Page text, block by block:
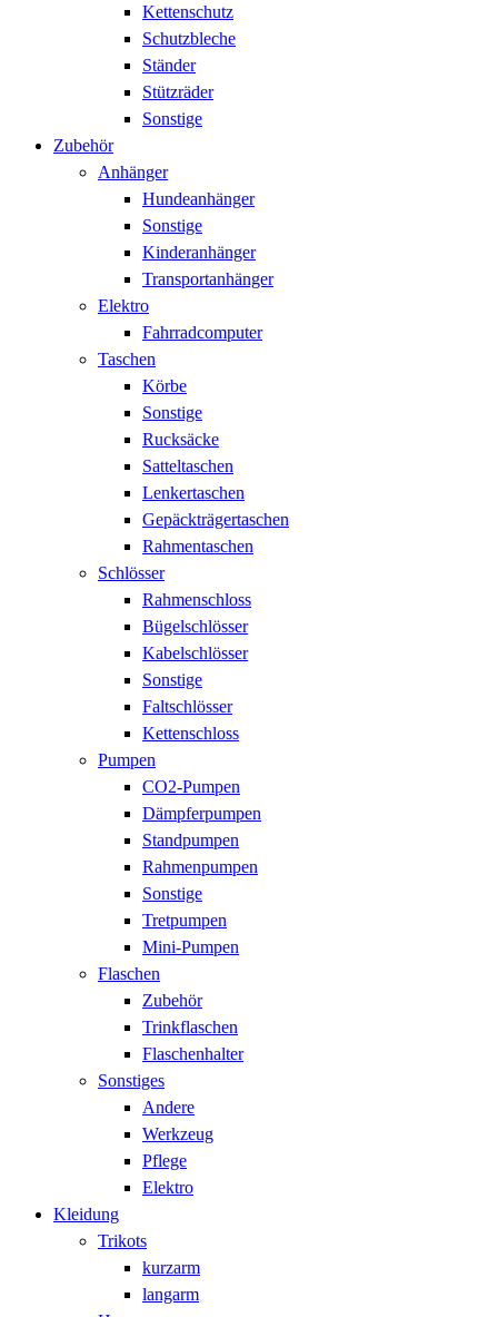
Kettenschutz
Schutzbleche
Ständer
Stützräder
Sonstige
Zubehör
Anhänger
Hundeanhänger
Sonstige
Kinderanhänger
Transportanhänger
Elektro
Fahrradcomputer
Taschen
Körbe
Sonstige
Rucksäcke
Satteltaschen
Lenkertaschen
Gepäckträgertaschen
Rahmentaschen
Schlösser
Rahmenschloss
Bügelschlösser
Kabelschlösser
Sonstige
Faltschlösser
Kettenschloss
Pumpen
CO2-Pumpen
Dämpferpumpen
Standpumpen
Rahmenpumpen
Sonstige
Tretpumpen
Mini-Pumpen
Flaschen
Zubehör
Trinkflaschen
Flaschenhalter
Sonstiges
Andere
Werkzeug
Pflege
Elektro
Kleidung
Trikots
kurzarm
langarm